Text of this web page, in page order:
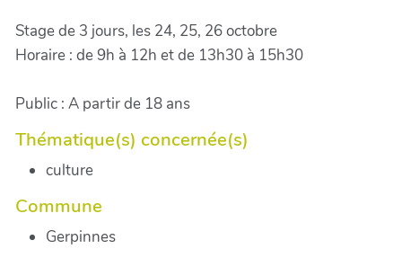
Stage de 3 jours, les 24, 25, 26 octobre
Horaire : de 9h à 12h et de 13h30 à 15h30
Public : A partir de 18 ans
Thématique(s) concernée(s)
culture
Commune
Gerpinnes